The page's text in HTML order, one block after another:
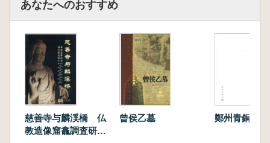
あなたへのおすすめ
慈善寺与麟渓橋 仏
教造像窟龕調査研究
曾侯乙墓 鄭州青銅文